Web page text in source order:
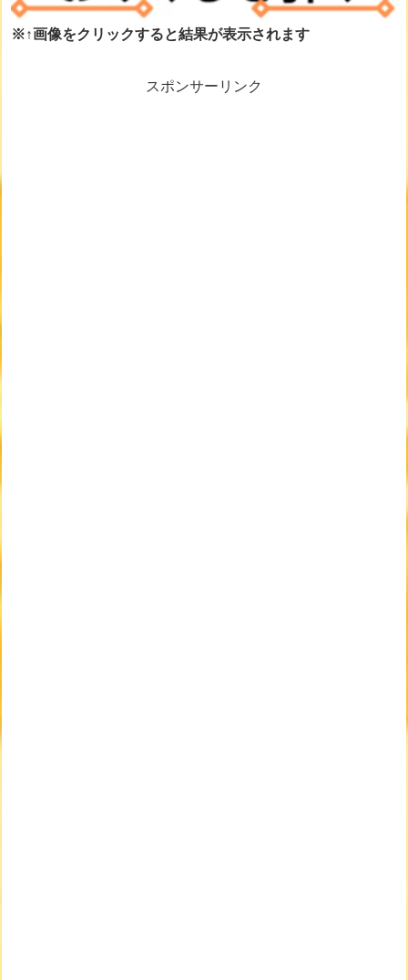
※↑画像をクリックすると結果が表示されます
スポンサーリンク